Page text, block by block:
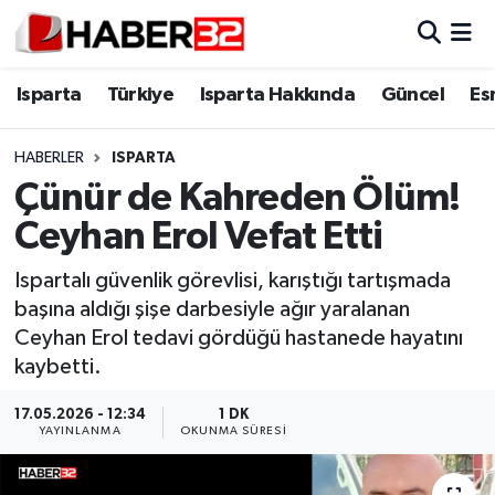
Isparta Türkiye Isparta Hakkında Güncel
HABERLER ISPARTA
Çünür de Kahreden Ölüm!
Ceyhan Erol Vefat Etti
Ispartalı güvenlik görevlisi, karıştığı tartışmada
başına aldığı şişe darbesiyle ağır yaralanan
Ceyhan Erol tedavi gördüğü hastanede hayatını
kaybetti.
17.05.2026 - 12:34
YAYINLANMA
1 DK
OKUNMA SÜRESI
Isparta
Esnaf Diyor ki;
ASAYİŞ
BİLİM VE TEKNOLOJİ
EĞİTİM
GENEL
Güncel
Isparta Nöbetçi Eczaneler
Isparta Trafik Yoğunluk Haritası
Süper Lig Puan Durumu ve Fikstür
Tüm Manşetler
Son Dakika Haberleri
Haber Arşivi